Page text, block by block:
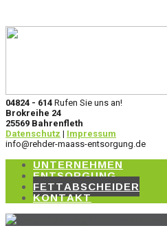
04824 - 614 Rufen Sie uns an!
Brokreihe 24
25569 Bahrenfleth
Datenschutz | Impressum
info@rehder-maass-entsorgung.de
UNTERNEHMEN
ENTSORGUNG
FETTABSCHEIDER
KONTAKT